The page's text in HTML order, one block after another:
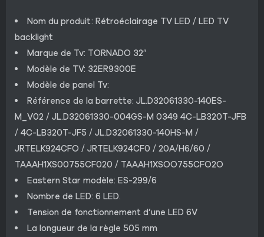
Nom du produit: Rétroéclairage TV LED / LED TV
backlight
Marque de Tv: TORNADO 32″
Modèle de TV: 32ER9300E
Modèle de panel Tv:
Référence de la barrette: JL.D32061330-140ES-
M_V02 / JL.D32061330-004GS-M 0349 4C-LB320T-JFB
/ 4C-LB320T-JF5 / JL.D32061330-140HS-M /
JRTELK924CFO / JRTELK924CF0 / 20A/H6/60 /
TAAAH1XS00755CF020 / TAAAH1XSOO755CFO2O
Eastern Star modèle: ES-299/6
Nombre de LED: 6 LED.
Tension de fonctionnement d’une LED 6V
La longueur de la règle 505 mm